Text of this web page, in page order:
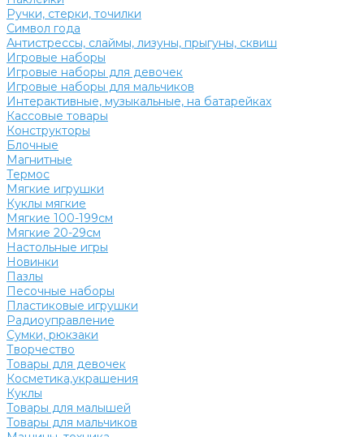
Ручки, стерки, точилки
Символ года
Антистрессы, слаймы, лизуны, прыгуны, сквиш
Игровые наборы
Игровые наборы для девочек
Игровые наборы для мальчиков
Интерактивные, музыкальные, на батарейках
Кассовые товары
Конструкторы
Блочные
Магнитные
Термос
Мягкие игрушки
Куклы мягкие
Мягкие 100-199см
Мягкие 20-29см
Настольные игры
Новинки
Пазлы
Песочные наборы
Пластиковые игрушки
Радиоуправление
Сумки, рюкзаки
Творчество
Товары для девочек
Косметика,украшения
Куклы
Товары для малышей
Товары для мальчиков